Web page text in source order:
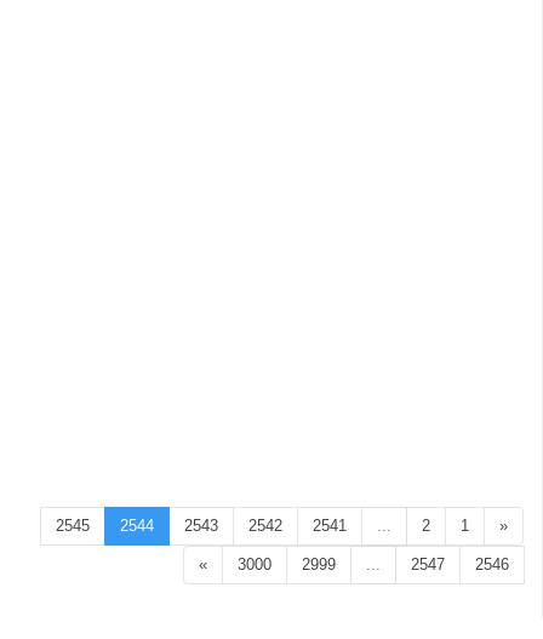
«
1
2
...
2541
2542
2543
2544
2545
2546
2547
...
2999
3000
»